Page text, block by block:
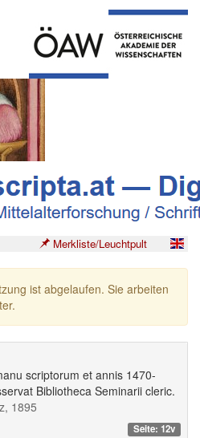
Merkliste/Leuchtpult
ist abgelaufen. Sie arbeiten
scriptorum et annis 1470-
Bibliotheca Seminarii cleric.
1895
Seite: 12v